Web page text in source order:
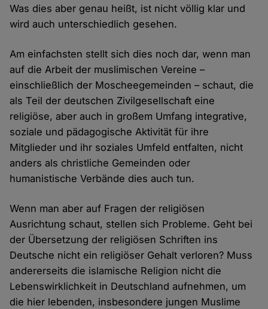
Was dies aber genau heißt, ist nicht völlig klar und
wird auch unterschiedlich gesehen.
Am einfachsten stellt sich dies noch dar, wenn man
auf die Arbeit der muslimischen Vereine –
einschließlich der Moscheegemeinden – schaut, die
als Teil der deutschen Zivilgesellschaft eine
religiöse, aber auch in großem Umfang integrative,
soziale und pädagogische Aktivität für ihre
Mitglieder und ihr soziales Umfeld entfalten, nicht
anders als christliche Gemeinden oder
humanistische Verbände dies auch tun.
Wenn man aber auf Fragen der religiösen
Ausrichtung schaut, stellen sich Probleme. Geht bei
der Übersetzung der religiösen Schriften ins
Deutsche nicht ein religiöser Gehalt verloren? Muss
andererseits die islamische Religion nicht die
Lebenswirklichkeit in Deutschland aufnehmen, um
die hier lebenden, insbesondere jungen Muslime